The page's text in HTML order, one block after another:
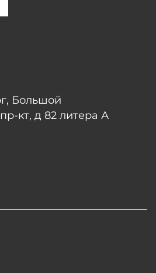
Большой
кт, д 82 литера А